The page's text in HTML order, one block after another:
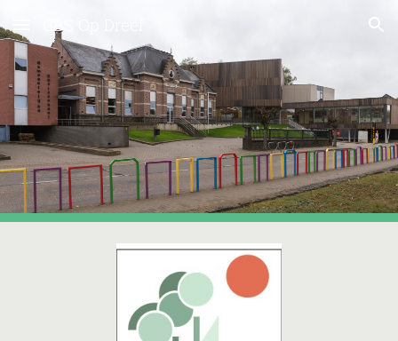
Skip to main content Skip to navigation
GBS Op Dreef